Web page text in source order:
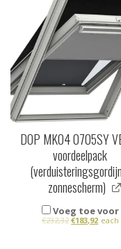
DOP MK04 0705SY
voordeelpack
zonnescherm)
Voeg toe voor
€232,32 €183,92 each